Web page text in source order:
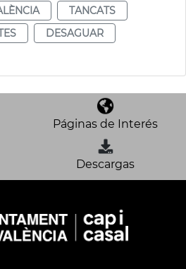
TANCATS
DESAGUAR
Páginas de Interés
Descargas